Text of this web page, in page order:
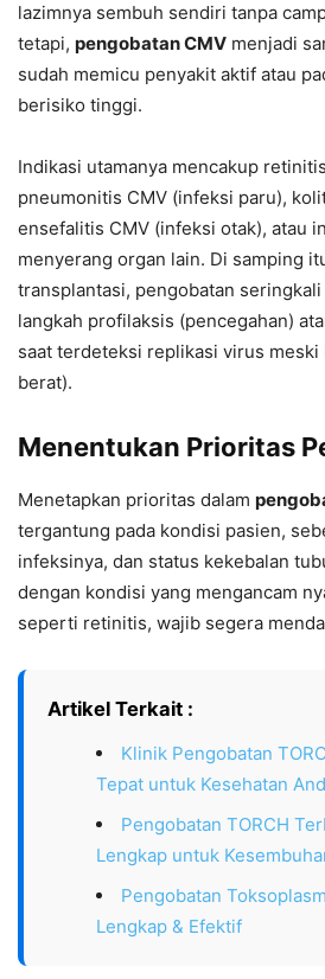
lazimnya sembuh sendiri tanpa
tetapi, pengobatan CMV menjadi
sudah memicu penyakit aktif atau
berisiko tinggi.
Indikasi utamanya mencakup
pneumonitis CMV (infeksi paru),
ensefalitis CMV (infeksi otak), atau
menyerang organ lain. Di samping
transplantasi, pengobatan
langkah profilaksis (pencegahan)
saat terdeteksi replikasi virus
berat).
Menentukan Prioritas
Menetapkan prioritas dalam
tergantung pada kondisi pasien,
infeksinya, dan status kekebalan
dengan kondisi yang mengancam
seperti retinitis, wajib segera
Artikel Terkait :
Klinik Pengobatan
Tepat untuk Kesehatan
Pengobatan TORCH
Lengkap untuk
Pengobatan
Lengkap & Efektif